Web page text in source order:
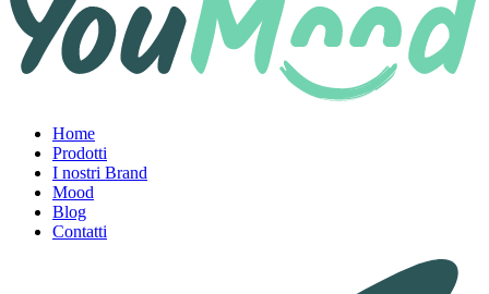
Home
Prodotti
I nostri Brand
Mood
Blog
Contatti